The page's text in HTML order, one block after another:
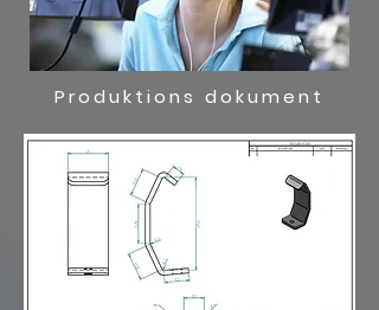
Produktions dokument